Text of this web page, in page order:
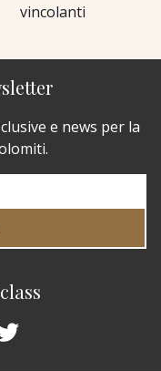
vincolanti
e news per la